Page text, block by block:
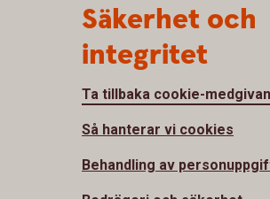
Säkerhet och
integritet
Ta tillbaka cookie-
Så hanterar vi cookies
Behandling av